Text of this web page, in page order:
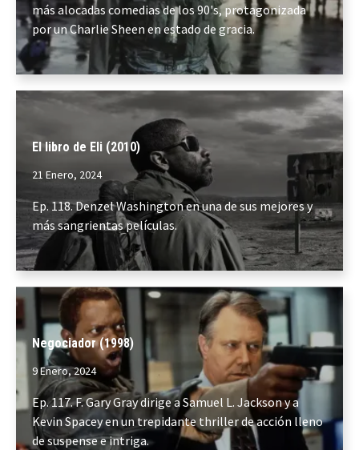
más alocadas comedias de los 90's, protagonizada
por un Charlie Sheen en estado de gracia.
El libro de Eli (2010)
21 Enero, 2024
Ep. 118. Denzel Washington en una de sus mejores y
más sangrientas películas.
Negociador (1998)
9 Enero, 2024
Ep. 117. F. Gary Gray dirige a Samuel L. Jackson y a
Kevin Spacey en un trepidante thriller de acción lleno
de suspense e intriga.